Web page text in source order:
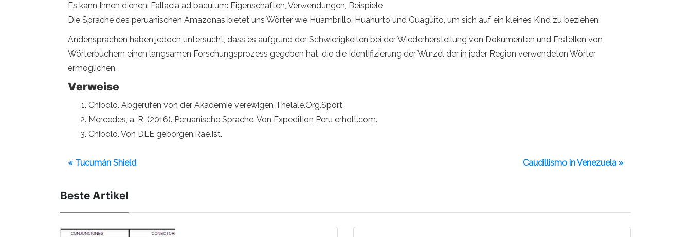
Es kann Ihnen dienen: Fallacia ad baculum: Eigenschaften, Verwendungen, Beispiele
Die Sprache des peruanischen Amazonas bietet uns Wörter wie Huambrillo, Huahurto und Guagüito, um sich auf ein kleines Kind zu beziehen.
Andensprachen haben jedoch untersucht, dass es aufgrund der Schwierigkeiten bei der Wiederherstellung von Dokumenten und Erstellen von
Wörterbüchern einen langsamen Forschungsprozess gegeben hat, die die Identifizierung der Wurzel der in jeder Region verwendeten Wörter
ermöglichen.
Verweise
Chibolo. Abgerufen von der Akademie verewigen Thelale.Org.Sport.
Mercedes, a. R. (2016). Peruanische Sprache. Von Expedition Peru erholt.com.
Chibolo. Von DLE geborgen.Rae.Ist.
« Tucumán Shield Caudillismo in Venezuela »
Beste Artikel